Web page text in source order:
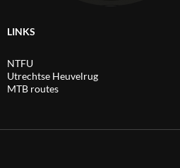
LINKS
NTFU
Utrechtse Heuvelrug
MTB routes